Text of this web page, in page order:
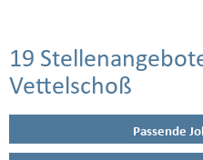
19
Vettelschoß
Passende